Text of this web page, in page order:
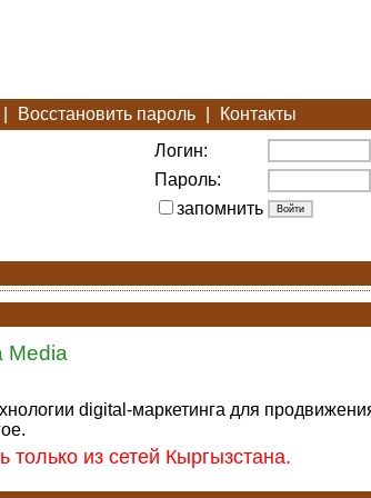
Восстановить пароль
Контакты
Логин:
Пароль:
запомнить
Media
digital-маркетинга для
из сетей Кыргызстана.